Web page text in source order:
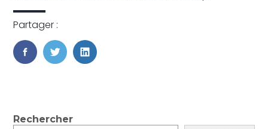
Partager :
FaceBook
TwitterLinkedIn
Blog
Rechercher